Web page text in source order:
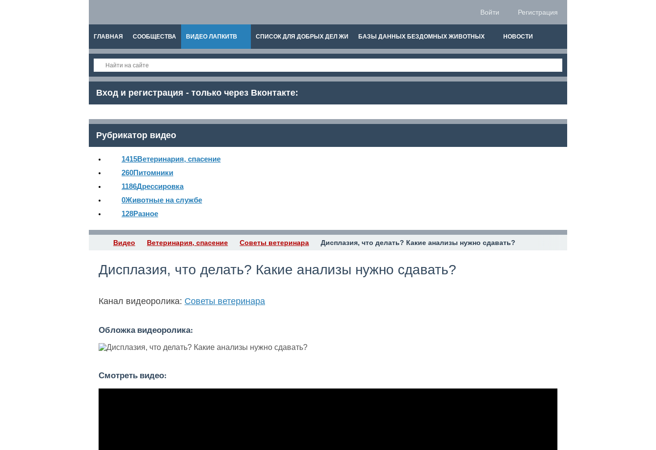
Войти Регистрация
ГЛАВНАЯ СООБЩЕСТВА ВИДЕО ЛАПКИТВ СПИСОК ДЛЯ ДОБРЫХ ДЕЛ ЖИ БАЗЫ ДАННЫХ БЕЗДОМНЫХ ЖИВОТНЫХ НОВОСТИ
СПРАВКА
Вход и регистрация - только через Вконтакте:
Рубрикатор видео
1415Ветеринария, спасение
260Питомники
1186Дрессировка
0Животные на службе
128Разное
Видео Ветеринария, спасение Советы ветеринара Дисплазия, что делать? Какие анализы нужно сдавать?
Дисплазия, что делать? Какие анализы нужно сдавать?
Канал видеоролика: Советы ветеринара
Обложка видеоролика:
Смотреть видео: